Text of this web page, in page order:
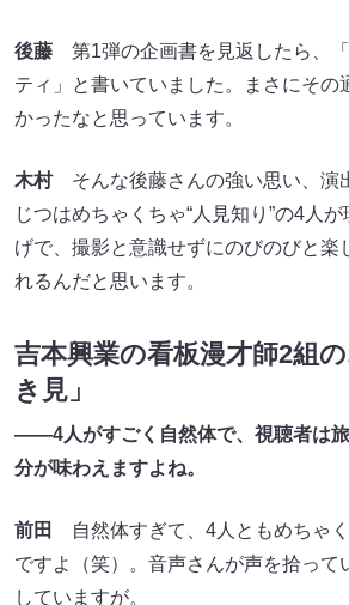
後藤 第1弾の企画書を見返したら、
ティ」と書いていました。まさにその
かったなと思っています。
木村そんな後藤さんの強い思い、演
じつはめちゃくちゃ“人見知り”の4人
げで、撮影と意識せずにのびのびと楽
れるんだと思います。
吉本興業の看板漫才師2組
き見」
――4人がすごく自然体で、視聴者は
分が味わえますよね。
前田
自然体すぎて、4人ともめちゃ
ですよ（笑）。音声さんが声を拾って
していますが。